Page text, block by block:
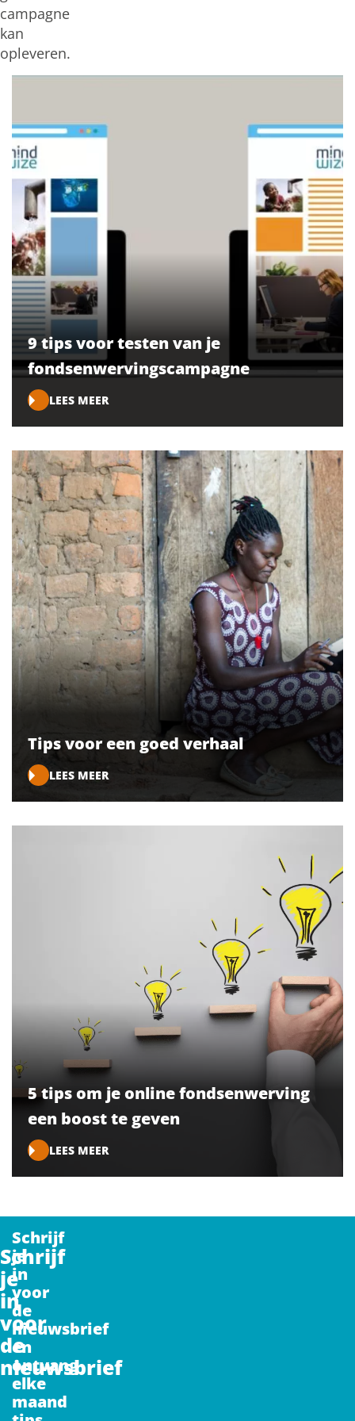
campagne
kan
opleveren.
9 tips voor testen van je
fondsenwervingscampagne
LEES MEER
Tips voor een goed verhaal
LEES MEER
5 tips om je online fondsenwerving
een boost te geven
LEES MEER
Schrijf
je
in
voor
de
nieuwsbrief
Schrijf
je
in
voor
de
nieuwsbrief
en
ontvang
elke
maand